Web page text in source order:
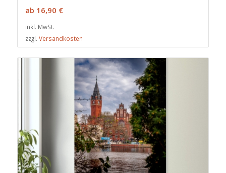
ab 16,90 €
inkl. MwSt.
zzgl. Versandkosten